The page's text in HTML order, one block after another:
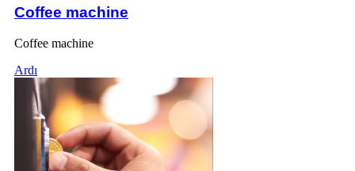
Coffee machine
Coffee machine
Ardı